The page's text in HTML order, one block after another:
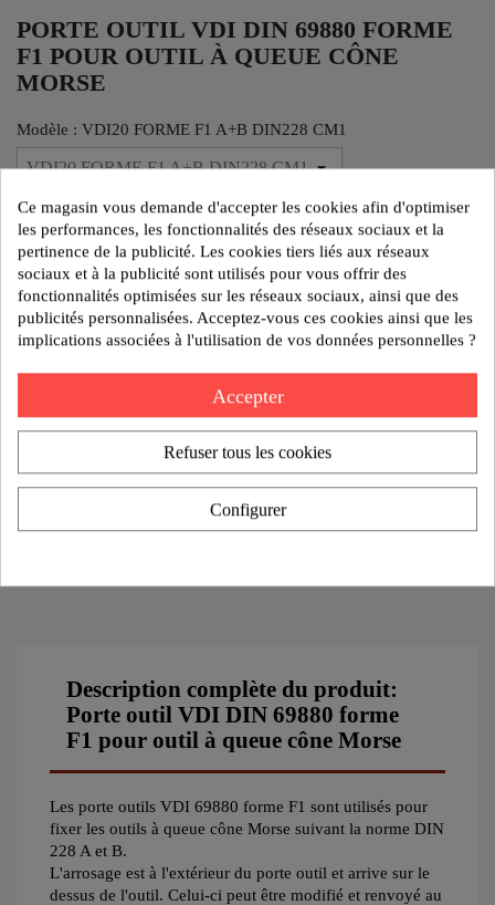
PORTE OUTIL VDI DIN 69880 FORME
F1 POUR OUTIL À QUEUE CÔNE
MORSE
Modèle : VDI20 FORME F1 A+B DIN228 CM1
Poids:0.5 kg
Reference:61 64 30200
AJOUTER AU DEVIS
Politique de sécurité
Nos produits sont garantis contre tout vice de fabrication
pendant 1 an.
Un retard de livraison ne peut donner lieu à des dommages
Politique de retours
Description complète du produit:
Porte outil VDI DIN 69880 forme
F1 pour outil à queue cône Morse
Les porte outils VDI 69880 forme F1 sont utilisés pour
fixer les outils à queue cône Morse suivant la norme DIN
228 A et B.
L'arrosage est à l'extérieur du porte outil et arrive sur le
dessus de l'outil. Celui-ci peut être modifié et renvoyé au
Ce magasin vous demande d'accepter les cookies afin d'optimiser
les performances, les fonctionnalités des réseaux sociaux et la
pertinence de la publicité. Les cookies tiers liés aux réseaux
sociaux et à la publicité sont utilisés pour vous offrir des
fonctionnalités optimisées sur les réseaux sociaux, ainsi que des
publicités personnalisées. Acceptez-vous ces cookies ainsi que les
implications associées à l'utilisation de vos données personnelles ?
Accepter
Refuser tous les cookies
Configurer